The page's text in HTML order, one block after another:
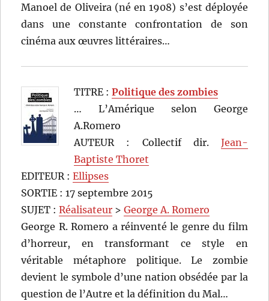
Manoel de Oliveira (né en 1908) s’est déployée
dans une constante confrontation de son
cinéma aux œuvres littéraires…
TITRE :Politique des zombies
… L’Amérique selon George
A.Romero
AUTEUR : Collectif dir. Jean-
Baptiste Thoret
EDITEUR :Ellipses
SORTIE : 17 septembre 2015
SUJET :Réalisateur >George A. Romero
George R. Romero a réinventé le genre du film
d’horreur, en transformant ce style en
véritable métaphore politique. Le zombie
devient le symbole d’une nation obsédée par la
question de l’Autre et la définition du Mal…